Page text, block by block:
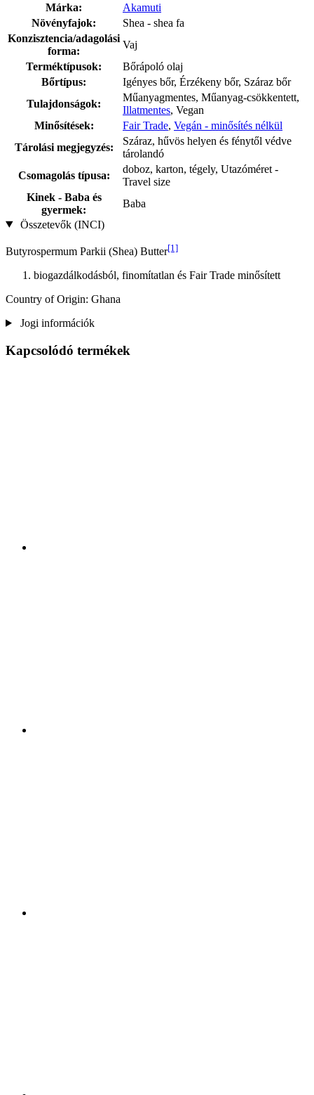
Márka:
Akamuti
Növényfajok:
Shea - shea fa
Konzisztencia/adagolási
forma:
Vaj
Terméktípusok:
Bőrápoló olaj
Bőrtípus:
Igényes bőr, Érzékeny bőr, Száraz bőr
Tulajdonságok:
Műanyagmentes, Műanyag-csökkentett,
Illatmentes, Vegan
Minősítések:
Fair Trade, Vegán - minősítés nélkül
Tárolási megjegyzés:
Száraz, hűvös helyen és fénytől védve
tárolandó
Csomagolás típusa:
doboz, karton, tégely, Utazóméret -
Travel size
Kinek - Baba és
gyermek:
Baba
Összetevők (INCI)
Butyrospermum Parkii (Shea) Butter[1]
biogazdálkodásból, finomítatlan és Fair Trade minősített
Country of Origin: Ghana
Jogi információk
Kapcsolódó termékek